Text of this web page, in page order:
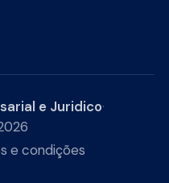
e Juridico·
e condições